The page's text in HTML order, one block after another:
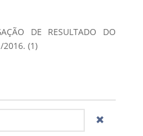
DE RESULTADO DO
2016. (1)